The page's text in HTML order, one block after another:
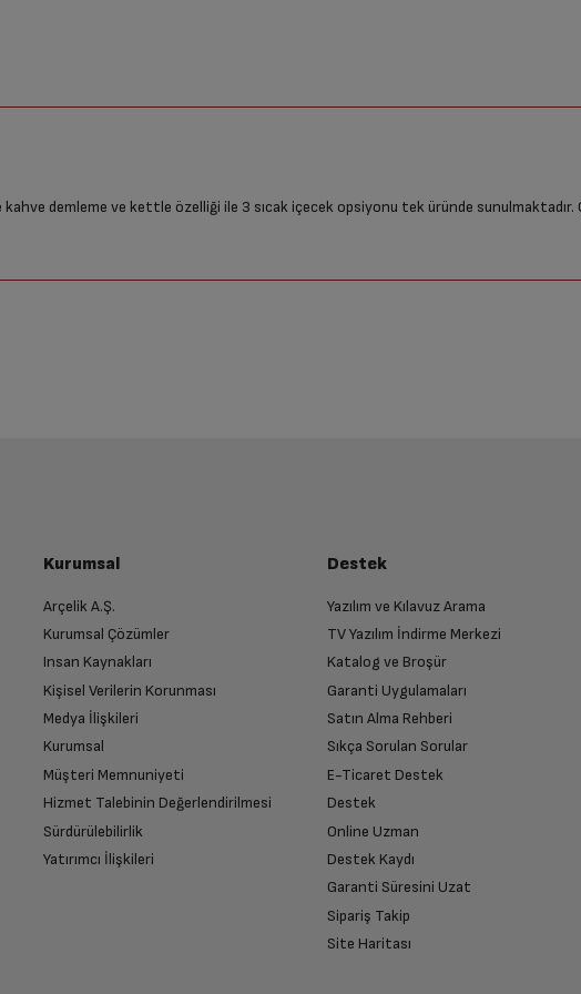
kahve demleme ve kettle özelliği ile 3 sıcak içecek opsiyonu tek üründe
Kurumsal
Arçelik A.Ş.
Kurumsal Çözümler
Insan Kaynakları
Kişisel Verilerin Korunması
Medya İlişkileri
Kurumsal
Müşteri Memnuniyeti
Hizmet Talebinin Değerlendirilmesi
Sürdürülebilirlik
Yatırımcı İlişkileri
Destek
Yazılım ve Kılavuz Arama
TV Yazılım İndirme Merkezi
Katalog ve Broşür
Garanti Uygulamaları
Satın Alma Rehberi
Sıkça Sorulan Sorular
E-Ticaret Destek
Destek
Online Uzman
Destek Kaydı
Garanti Süresini Uzat
Sipariş Takip
Site Haritası